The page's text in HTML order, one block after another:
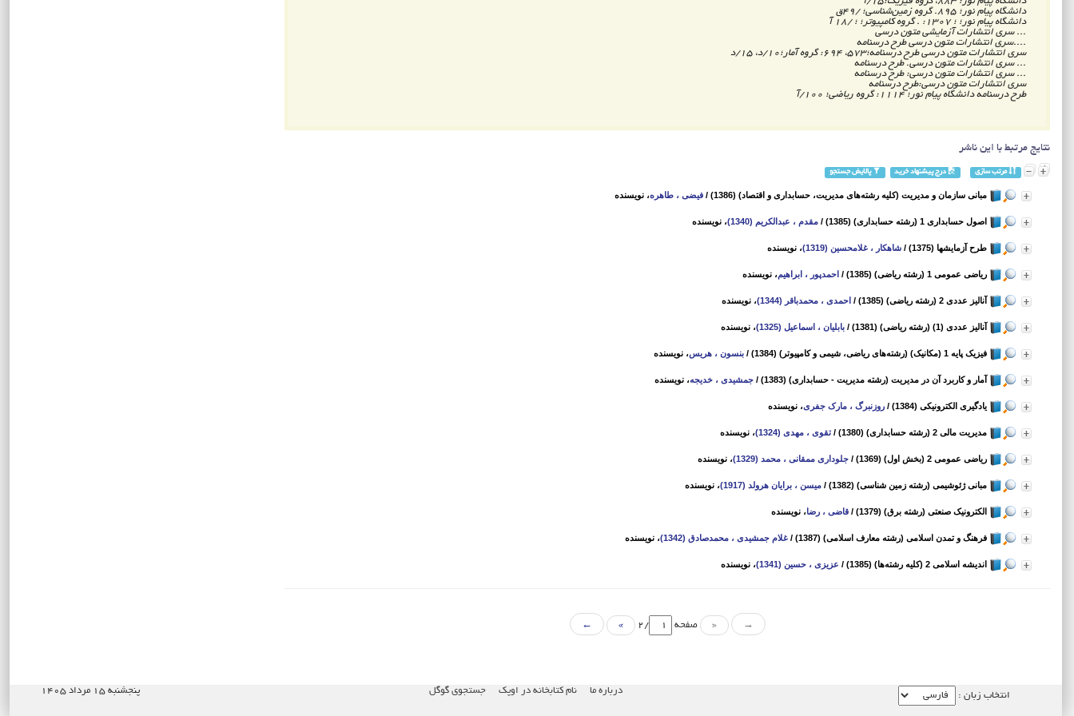
دانشگاه پیام نور؛ 895. گروه زمین‌شناسی‌؛ /49ق
دانشگاه پیام نور؛ ؛ 1307: . گروه کامپیوتر؛ ؛ /18 آ
... سری انتشارات آزمایشی متون درسی
....سری انتشارات متون درسی طرح درسنامه
سری انتشارات متون درسی طرح درسنامه‌؛573، 694: گروه آمار؛10/د، 15/د
... سری انتشارات متون درسی. طرح درسنامه
... سری انتشارات متون درسی: طرح درسنامه
سری انتشارات متون درسی:طرح درسنامه
طرح درسنامه دانشگاه پیام نور؛ 1114: گروه ریاضی؛ 100/آ
نتایج مرتبط با این ناشر
مرتب سازی درج پیشنهاد خرید پالایش جستجو
مبانی سازمان و مدیریت (کلیه رشته‌های مدیریت‌، حسابداری و اقتصاد) (1386) / فیضی ، طاهره، نویسنده
اصول حسابداری 1 (رشته حسابداری) (1385) / مقدم ، عبدالکریم (1340) ، نویسنده
طرح آزمایشها (1375) / شاهکار ، غلامحسین (1319) ، نویسنده
ریاضی عمومی 1 (رشته ریاضی‌) (1385) / احمدپور ، ابراهیم، نویسنده
آنالیز عددی 2 (رشته ریاضی‌) (1385) / احمدی ، محمدباقر (1344) ، نویسنده
آنالیز عددی (1) (رشته ریاضی‌) (1381) / بابلیان ، اسماعیل (1325) ، نویسنده
فیزیک پایه 1 (مکانیک) (رشته‌های ریاضی‌، شیمی و کامپیوتر) (1384) / بنسون ، هریس، نویسنده
آمار و کاربرد آن در مدیریت (رشته مدیریت - حسابداری) (1383) / جمشیدی ، خدیجه، نویسنده
یادگیری الکترونیکی (1384) / روزنبرگ ، مارک جفری، نویسنده
مدیریت مالی 2 (رشته حسابداری) (1380) /تقوی ، مهدی (1324) ، نویسنده
ریاضی عمومی 2 (بخش اول) (1369) / جلوداری ممقانی ، محمد (1329) ، نویسنده
مبانی ژئوشیمی (رشته زمین شناسی) (1382) / میسن ، برایان هرولد (1917) ، نویسنده
الکترونیک صنعتی (رشته برق) (1379) / قاضی ، رضا، نویسنده
فرهنگ و تمدن اسلامی (رشته معارف اسلامی) (1387) / غلام جمشیدی ، محمدصادق (1342) ، نویسنده
اندیشه اسلامی 2 (کلیه رشته‌ها) (1385) / عزیزی ، حسین (1341) ، نویسنده
→
« صفحه /2
»
←
درباره ما نام کتابخانه در اوپک جستجوی گوگل پنجشنبه ۱۵ مرداد ۱۴۰۵ انتخاب زبان :